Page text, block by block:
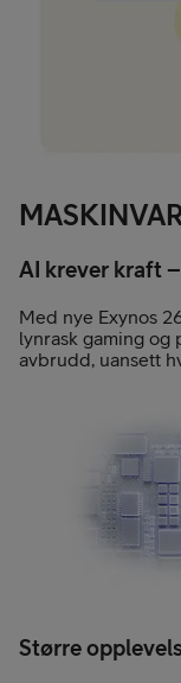
AI krever kraft
Med nye Exynos
lynrask gaming
avbrudd, uansett
Større